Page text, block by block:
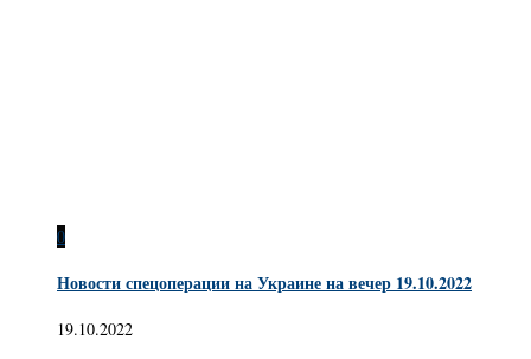
0
Новости спецоперации на Украине на вечер 19.10.2022
19.10.2022